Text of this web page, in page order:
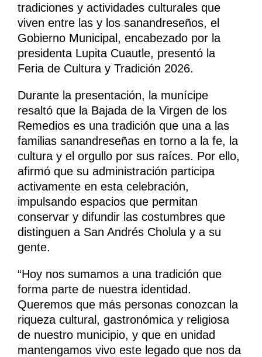
tradiciones y actividades culturales que
viven entre las y los sanandreseños, el
Gobierno Municipal, encabezado por la
presidenta Lupita Cuautle, presentó la
Feria de Cultura y Tradición 2026.
Durante la presentación, la munícipe
resaltó que la Bajada de la Virgen de los
Remedios es una tradición que una a las
familias sanandreseñas en torno a la fe, la
cultura y el orgullo por sus raíces. Por ello,
afirmó que su administración participa
activamente en esta celebración,
impulsando espacios que permitan
conservar y difundir las costumbres que
distinguen a San Andrés Cholula y a su
gente.
“Hoy nos sumamos a una tradición que
forma parte de nuestra identidad.
Queremos que más personas conozcan la
riqueza cultural, gastronómica y religiosa
de nuestro municipio, y que en unidad
mantengamos vivo este legado que nos da